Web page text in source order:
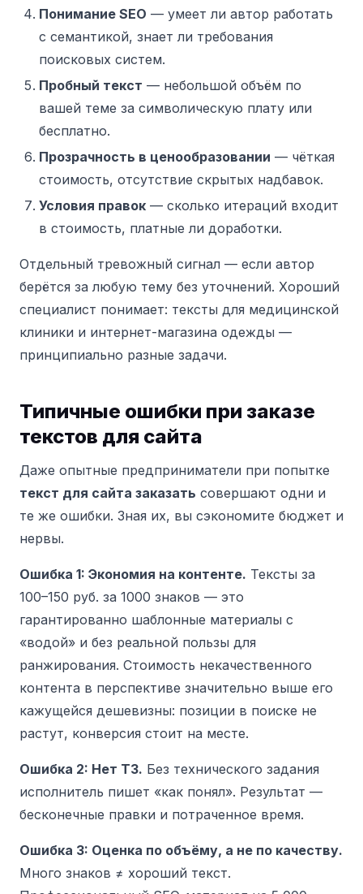
Понимание SEO — умеет ли автор работать
с семантикой, знает ли требования
поисковых систем.
Пробный текст — небольшой объём по
вашей теме за символическую плату или
бесплатно.
Прозрачность в ценообразовании — чёткая
стоимость, отсутствие скрытых надбавок.
Условия правок — сколько итераций входит
в стоимость, платные ли доработки.
Отдельный тревожный сигнал — если автор
берётся за любую тему без уточнений. Хороший
специалист понимает: тексты для медицинской
клиники и интернет-магазина одежды —
принципиально разные задачи.
Типичные ошибки при заказе
текстов для сайта
Даже опытные предприниматели при попытке
текст для сайта заказать совершают одни и
те же ошибки. Зная их, вы сэкономите бюджет и
нервы.
Ошибка 1: Экономия на контенте. Тексты за
100–150 руб. за 1000 знаков — это
гарантированно шаблонные материалы с
«водой» и без реальной пользы для
ранжирования. Стоимость некачественного
контента в перспективе значительно выше его
кажущейся дешевизны: позиции в поиске не
растут, конверсия стоит на месте.
Ошибка 2: Нет ТЗ. Без технического задания
исполнитель пишет «как понял». Результат —
бесконечные правки и потраченное время.
Ошибка 3: Оценка по объёму, а не по качеству.
Много знаков ≠ хороший текст.